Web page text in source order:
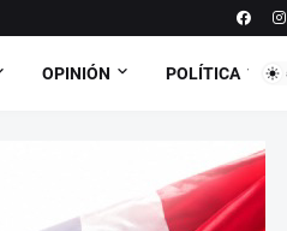
OPINIÓN POLÍTICA